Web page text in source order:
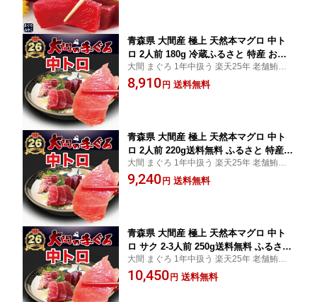
青森県 大間産 極上 天然本マグロ 中ト
ロ 2人前 180g 冷蔵ふるさと 特産 お中
元 ギフトまぐろ お刺身 御祝 内祝 お返
し 誕生日 贈り物 即日発送 お取り寄せ
大間 まぐろ 1年中扱う 楽天25年 老舗鮪専
門店 中トロ 赤身 大トロ 解体師 手切り 濃厚
な旨み ギフト 冷蔵指定 すぐ食べられます
8,910 円 送料無料
青森県 大間産 極上 天然本マグロ 中ト
ロ 2人前 220g送料無料 ふるさと 特産
お中元 ギフトまぐろ お刺身 御祝 内祝
お返し 誕生日 贈り物 即日発送 お取り
大間 まぐろ 1年中扱う 楽天25年 老舗鮪専
門店 中トロ 赤身 大トロ 解体師 手切り 濃厚
な旨み ギフト 冷蔵指定 すぐ食べられます
9,240 円 送料無料
青森県 大間産 極上 天然本マグロ 中ト
ロ サク 2-3人前 250g送料無料 ふるさと
特産 お中元 ギフトまぐろ お刺身 御祝
内祝 お返し 誕生日 贈り物 即日発送 お
大間 まぐろ 1年中扱う 楽天25年 老舗鮪専
門店 中トロ 赤身 大トロ 解体師 手切り 濃厚
な旨み ギフト 冷蔵指定 すぐ食べられます
10,450 円 送料無料